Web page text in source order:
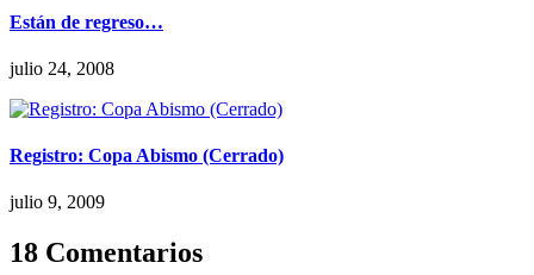
Están de regreso…
julio 24, 2008
Registro: Copa Abismo (Cerrado)
julio 9, 2009
18 Comentarios